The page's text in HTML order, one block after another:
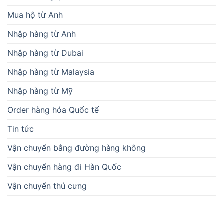
Mua hộ từ Anh
Nhập hàng từ Anh
Nhập hàng từ Dubai
Nhập hàng từ Malaysia
Nhập hàng từ Mỹ
Order hàng hóa Quốc tế
Tin tức
Vận chuyển bằng đường hàng không
Vận chuyển hàng đi Hàn Quốc
Vận chuyển thú cưng